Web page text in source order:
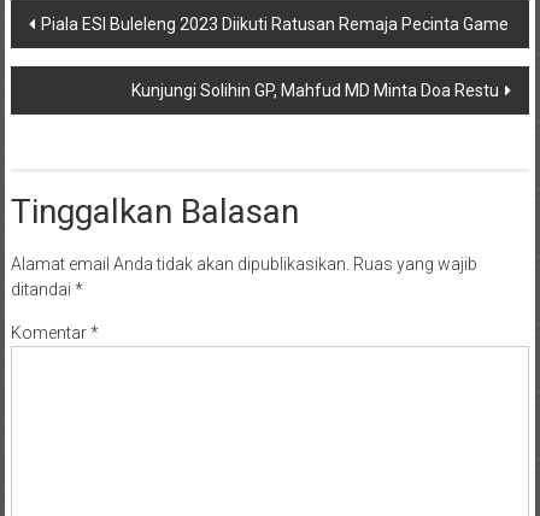
Navigasi
pos
Piala ESI Buleleng 2023 Diikuti Ratusan Remaja Pecinta Game
Kunjungi Solihin GP, Mahfud MD Minta Doa Restu
Tinggalkan Balasan
Alamat email Anda tidak akan dipublikasikan. Ruas yang wajib
ditandai *
Komentar*